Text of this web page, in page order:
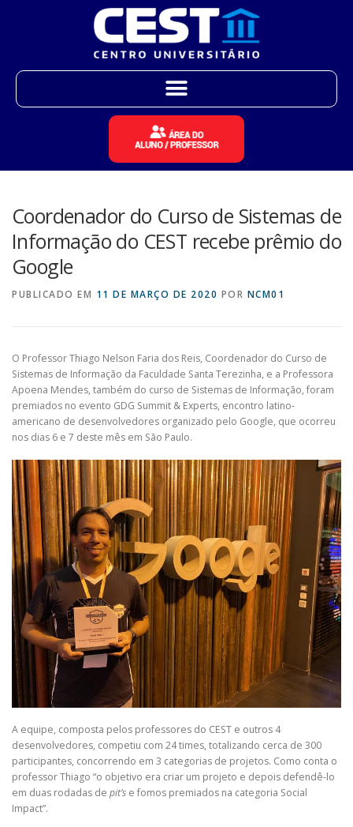
Coordenador do Curso de Sistemas de
Informação do CEST recebe prêmio do
Google
PUBLICADO EM 11 DE MARÇO DE 2020 POR NCM01
O Professor Thiago Nelson Faria dos Reis, Coordenador do Curso de
Sistemas de Informação da Faculdade Santa Terezinha, e a Professora
Apoena Mendes, também do curso de Sistemas de Informação, foram
premiados no evento GDG Summit & Experts, encontro latino-
americano de desenvolvedores organizado pelo Google, que ocorreu
nos dias 6 e 7 deste mês em São Paulo.
A equipe, composta pelos professores do CEST e outros 4
desenvolvedores, competiu com 24 times, totalizando cerca de 300
participantes, concorrendo em 3 categorias de projetos. Como conta o
professor Thiago “o objetivo era criar um projeto e depois defendê-lo
em duas rodadas de pit’s e fomos premiados na categoria Social
Impact”.